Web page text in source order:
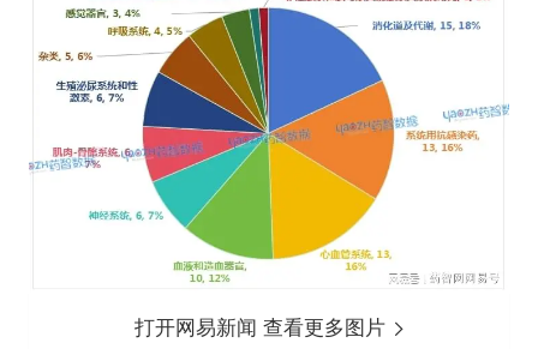
打开网易新闻 查看更多图片